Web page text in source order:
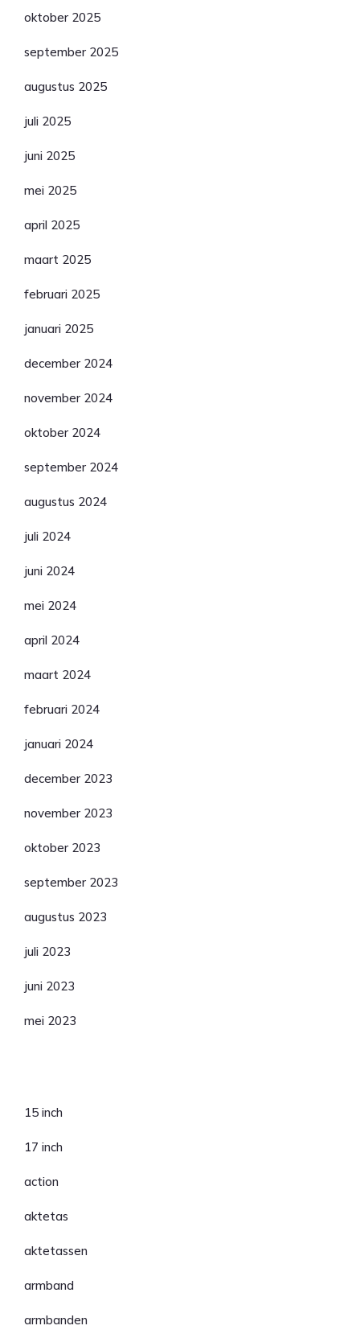
oktober 2025
september 2025
augustus 2025
juli 2025
juni 2025
mei 2025
april 2025
maart 2025
februari 2025
januari 2025
december 2024
november 2024
oktober 2024
september 2024
augustus 2024
juli 2024
juni 2024
mei 2024
april 2024
maart 2024
februari 2024
januari 2024
december 2023
november 2023
oktober 2023
september 2023
augustus 2023
juli 2023
juni 2023
mei 2023
15 inch
17 inch
action
aktetas
aktetassen
armband
armbanden